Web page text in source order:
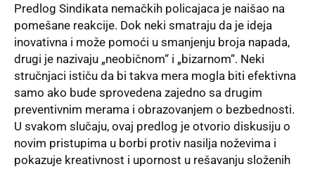
Predlog Sindikata nemačkih policajaca je naišao na
pomešane reakcije. Dok neki smatraju da je ideja
inovativna i može pomoći u smanjenju broja napada,
drugi je nazivaju „neobičnom“ i „bizarnom“. Neki
stručnjaci ističu da bi takva mera mogla biti efektivna
samo ako bude sprovedena zajedno sa drugim
preventivnim merama i obrazovanjem o bezbednosti.
U svakom slučaju, ovaj predlog je otvorio diskusiju o
novim pristupima u borbi protiv nasilja noževima i
pokazuje kreativnost i upornost u rešavanju složenih